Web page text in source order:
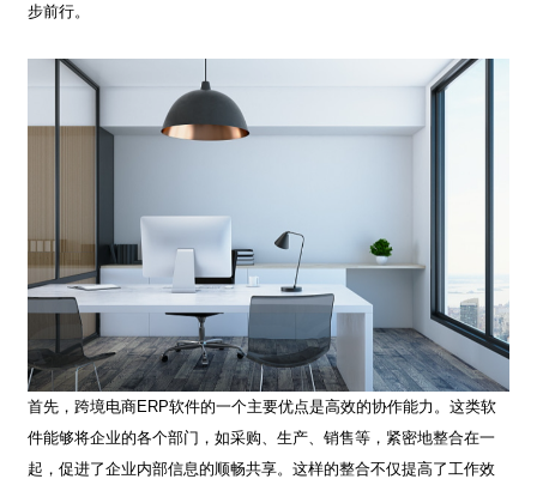
步前行。
首先，跨境电商ERP软件的一个主要优点是高效的协作能力。这类软
件能够将企业的各个部门，如采购、生产、销售等，紧密地整合在一
起，促进了企业内部信息的顺畅共享。这样的整合不仅提高了工作效